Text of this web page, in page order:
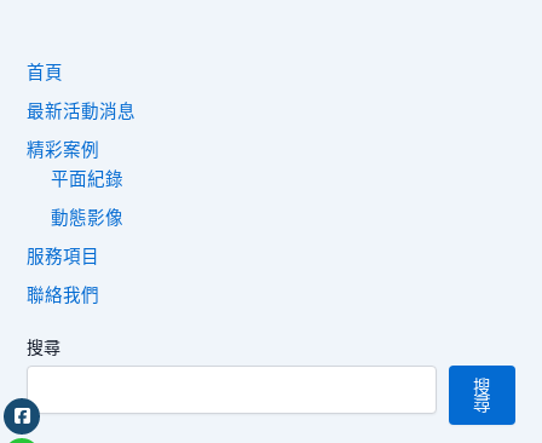
首頁
最新活動消息
精彩案例
平面紀錄
動態影像
服務項目
聯絡我們
搜尋
搜
尋